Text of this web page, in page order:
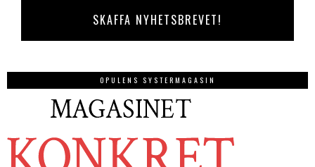
OPULENS SYSTERMAGASIN